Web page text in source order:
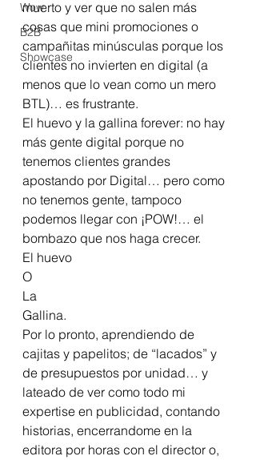
Wow
B2B
Showcase
muerto y ver que no salen más
cosas que mini promociones o
campañitas minúsculas porque los
clientes no invierten en digital (a
menos que lo vean como un mero
BTL)… es frustrante.
El huevo y la gallina forever: no hay
más gente digital porque no
tenemos clientes grandes
apostando por Digital… pero como
no tenemos gente, tampoco
podemos llegar con ¡POW!… el
bombazo que nos haga crecer.
El huevo
O
La
Gallina.
Por lo pronto, aprendiendo de
cajitas y papelitos; de “lacados” y
de presupuestos por unidad… y
lateado de ver como todo mi
expertise en publicidad, contando
historias, encerrandome en la
editora por horas con el director o,